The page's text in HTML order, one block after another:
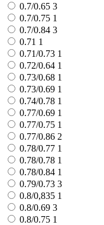
0.7/0.65 3
0.7/0.75 1
0.7/0.84 3
0.71 1
0.71/0.73 1
0.72/0.64 1
0.73/0.68 1
0.73/0.69 1
0.74/0.78 1
0.77/0.69 1
0.77/0.75 1
0.77/0.86 2
0.78/0.77 1
0.78/0.78 1
0.78/0.84 1
0.79/0.73 3
0.8/0,835 1
0.8/0.69 3
0.8/0.75 1